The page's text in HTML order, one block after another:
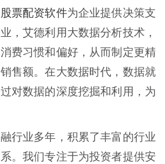
票配资软件为企业提供决策支
，艾德利用大数据分析技术，
费习惯和偏好，从而制定更精
售额。在大数据时代，数据就
对数据的深度挖掘和利用，为
行业多年，积累了丰富的行业
。我们专注于为投资者提供安